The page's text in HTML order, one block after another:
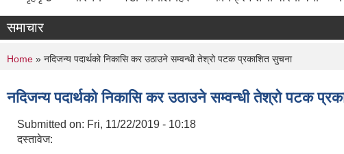
समाचार
You are here
Home » नदिजन्य पदार्थको निकासि कर उठाउने सम्वन्धी तेश्रो पटक प्रकाशित सुचना
नदिजन्य पदार्थको निकासि कर उठाउने सम्वन्धी तेश्रो पटक
Submitted on: Fri, 11/22/2019 - 10:18
दस्तावेज: